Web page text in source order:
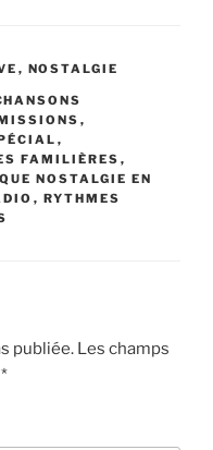
, NOSTALGIE
,
,
FAMILIÈRES ,
NOSTALGIE EN
, RYTHMES
publiée. Les champs
*